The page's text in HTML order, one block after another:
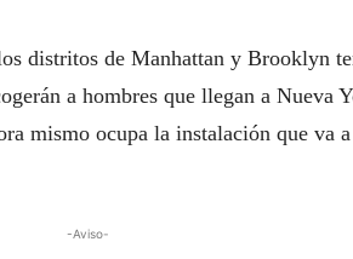
distritos de Manhattan y Brooklyn
a hombres que llegan a Nueva
mismo ocupa la instalación que va
-Aviso-